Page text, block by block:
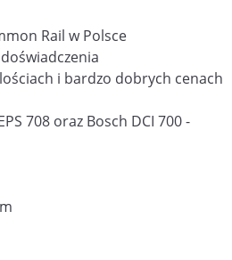
Rail w Polsce
i bardzo dobrych cenach
708 oraz Bosch DCI 700 -